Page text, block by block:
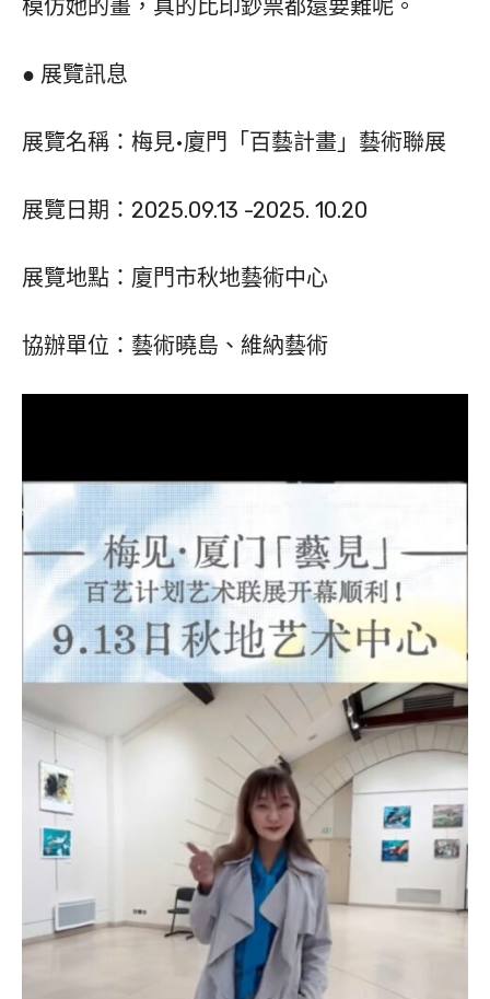
模仿她的畫，真的比印鈔票都還要難呢。
● 展覽訊息
展覽名稱：梅見•廈門「百藝計畫」藝術聯展
展覽日期：2025.09.13 -2025. 10.20
展覽地點：廈門市秋地藝術中心
協辦單位：藝術曉島、維納藝術